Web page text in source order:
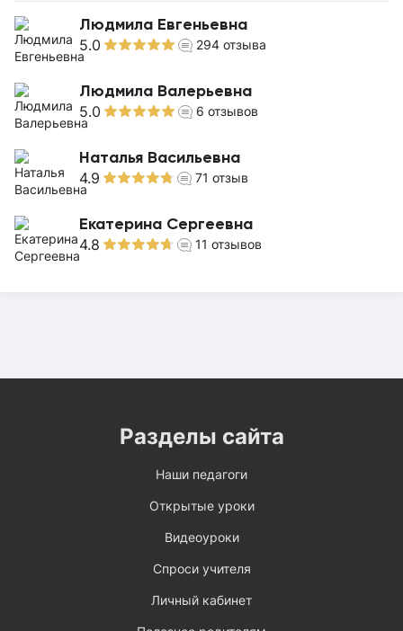
Людмила Евгеньевна
5.0 294 отзыва
Людмила Валерьевна
5.0 6 отзывов
Наталья Васильевна
4.9 71 отзыв
Екатерина Сергеевна
4.8 11 отзывов
Разделы сайта
Наши педагоги
Открытые уроки
Видеоуроки
Спроси учителя
Личный кабинет